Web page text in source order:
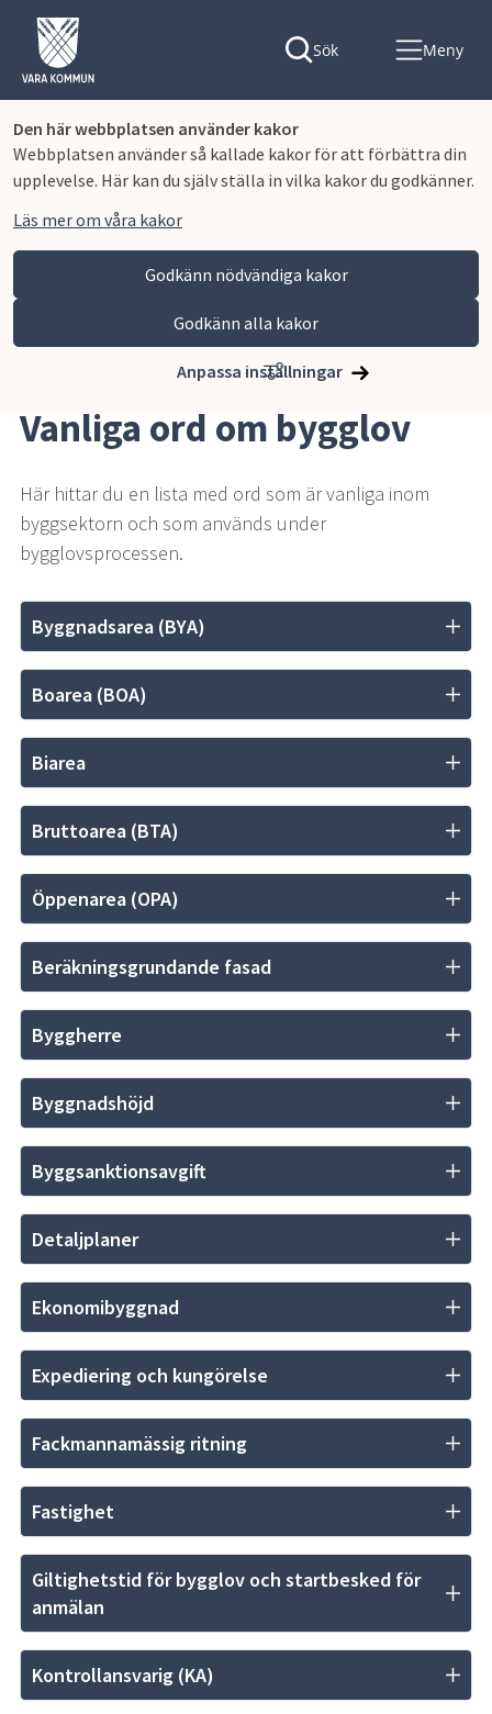
Den här webbplatsen använder kakor
Webbplatsen använder så kallade kakor för att förbättra din
upplevelse. Här kan du själv ställa in vilka kakor du godkänner.
Läs mer om våra kakor
Godkänn nödvändiga kakor
Godkänn alla kakor
Anpassa inställningar
Sök Meny
Vara kommun
Bygga, miljö och infrastruktur
Bygga nytt, ändra eller riva
Vanliga ord om bygglov
Vanliga ord om bygglov
Här hittar du en lista med ord som är vanliga inom
byggsektorn och som används under
bygglovsprocessen.
Byggnadsarea (BYA)
Boarea (BOA)
Biarea
Bruttoarea (BTA)
Öppenarea (OPA)
Beräkningsgrundande fasad
Byggherre
Byggnadshöjd
Byggsanktionsavgift
Detaljplaner
Ekonomibyggnad
Expediering och kungörelse
Fackmannamässig ritning
Fastighet
Giltighetstid för bygglov och startbesked för
anmälan
Kontrollansvarig (KA)